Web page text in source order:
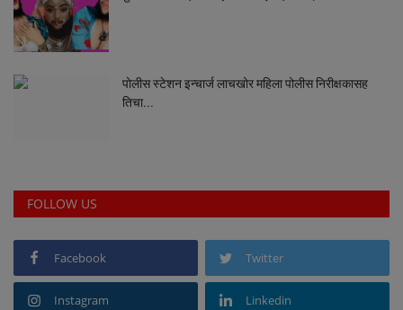
पोलीस स्टेशन इन्चार्ज लाचखोर महिला पोलीस निरीक्षकासह
तिचा...
FOLLOW US
Facebook Twitter
Instagram Linkedin